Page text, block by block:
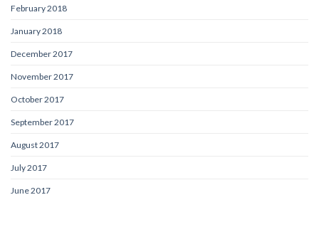
February 2018
January 2018
December 2017
November 2017
October 2017
September 2017
August 2017
July 2017
June 2017